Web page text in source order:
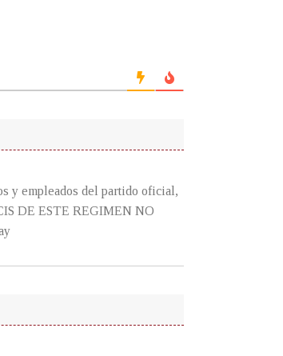
y empleados del partido oficial,
DE ESTE REGIMEN NO